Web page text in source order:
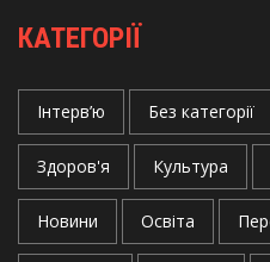
КАТЕГОРІЇ
Інтерв’ю Без категорії
Здоров'я Культура
Новини Освіта